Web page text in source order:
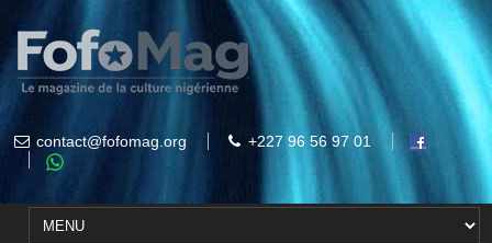
contact@fofomag.org +227 96 56 97 01